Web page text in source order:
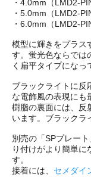
・4.0mm（LMD2-
・5.0mm（LMD2-
・6.0mm（LMD2-
模型に輝きをプラス
す。蛍光色ならでは
く扁平タイプになっ
ブラックライトに反
な電飾風の表現にも
樹脂の裏面には、反
います。ブラックラ
別売の「SPプレー
り付けがより簡単に
す。
接着には、 セメダイ